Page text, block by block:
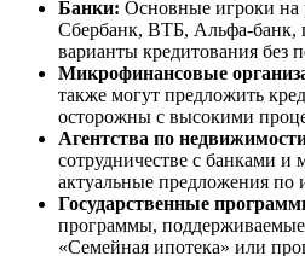
Банки: Основные игроки на
Сбербанк, ВТБ, Альфа-банк,
варианты кредитования без
Микрофинансовые
также могут предложить
осторожны с высокими
Агентства по
сотрудничестве с банками и
актуальные предложения по
Государственные
программы,
«Семейная ипотека» или